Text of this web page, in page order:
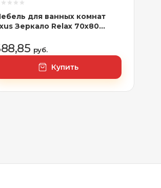
для ванных комнат
Зеркало Relax 70x80
руб.
Купить